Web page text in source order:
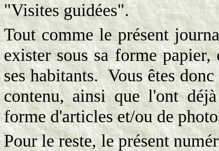
"Visites guidées".
Tout comme le présent
exister sous sa forme
ses habitants. Vous êtes
contenu, ainsi que l'ont
forme d'articles et/ou de
Pour le reste, le présent